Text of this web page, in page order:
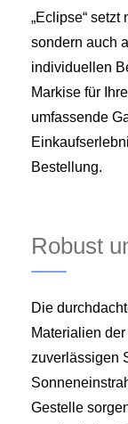
„Eclipse“
sondern auch
individuellen
Markise für
umfassende
Bestellung.
Robust
Die
Materialien
zuverlässigen
Gestelle